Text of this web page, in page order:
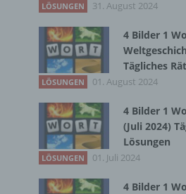
LÖSUNGEN 31. August 2024
4 Bilder 1
Tägliches
LÖSUNGEN 01. August 2024
4 Bilder 1
(Juli 2024)
Lösungen
LÖSUNGEN 01. Juli 2024
4 Bilder 1